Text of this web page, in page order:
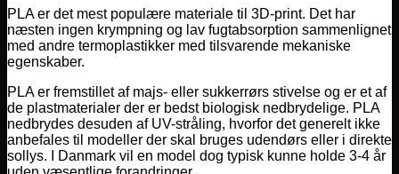
PLA er det mest populære materiale til 3D-print. Det har
næsten ingen krympning og lav fugtabsorption sammenlignet
med andre termoplastikker med tilsvarende mekaniske
egenskaber.
PLA er fremstillet af majs- eller sukkerrørs stivelse og er et af
de plastmaterialer der er bedst biologisk nedbrydelige. PLA
nedbrydes desuden af UV-stråling, hvorfor det generelt ikke
anbefales til modeller der skal bruges udendørs eller i direkte
sollys. I Danmark vil en model dog typisk kunne holde 3-4 år